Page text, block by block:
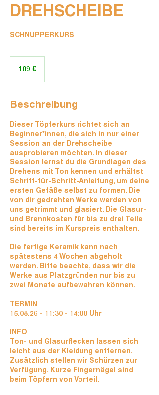
DREHSCHEIBE
SCHNUPPERKURS
109 €
Beschreibung
Dieser Töpferkurs richtet sich an
Beginner*innen, die sich in nur einer
Session an der Drehscheibe
ausprobieren möchten. In dieser
Session lernst du die Grundlagen des
Drehens mit Ton kennen und erhältst
Schritt-für-Schritt-Anleitung, um deine
ersten Gefäße selbst zu formen. Die
von dir gedrehten Werke werden von
uns getrimmt und glasiert. Die Glasur-
und Brennkosten für bis zu drei Teile
sind bereits im Kurspreis enthalten.
Die fertige Keramik kann nach
spätestens 4 Wochen abgeholt
werden. Bitte beachte, dass wir die
Werke aus Platzgründen nur bis zu
zwei Monate aufbewahren können.
TERMIN
15.08.26 - 11:30 - 14:00 Uhr
INFO
Ton- und Glasurflecken lassen sich
leicht aus der Kleidung entfernen.
Zusätzlich stellen wir Schürzen zur
Verfügung. Kurze Fingernägel sind
beim Töpfern von Vorteil.